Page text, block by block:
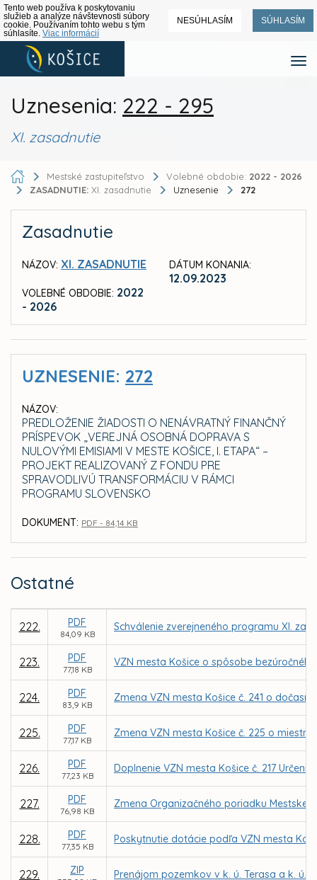
Tento web používa k poskytovaniu
služieb a analýze návštevnosti súbory
cookie. Používaním tohto webu s tým
súhlasíte. Viac informácií
NESÚHLASÍM SÚHLASÍM
Uznesenia: 222 - 295
XI. zasadnutie
Mestské zastupiteľstvo Volebné obdobie: 2022 - 2026
ZASADNUTIE: XI. zasadnutie Uznesenie 272
Zasadnutie
NÁZOV: XI. ZASADNUTIE
VOLEBNÉ OBDOBIE: 2022
- 2026
DÁTUM KONANIA:
12.09.2023
UZNESENIE: 272
NÁZOV:
PREDLOŽENIE ŽIADOSTI O NENÁVRATNÝ FINANČNÝ
PRÍSPEVOK „VEREJNÁ OSOBNÁ DOPRAVA S
NULOVÝMI EMISIAMI V MESTE KOŠICE, I. ETAPA“ –
PROJEKT REALIZOVANÝ Z FONDU PRE
SPRAVODLIVÚ TRANSFORMÁCIU V RÁMCI
PROGRAMU SLOVENSKO
DOKUMENT: PDF - 84,14 KB
Ostatné
222. PDF
84,09 KB
Schválenie zverejneného programu XI.
223. PDF
77,18 KB
VZN mesta Košice o spôsobe
224. PDF
83,9 KB
Zmena VZN mesta Košice č. 241 o
225. PDF
77,17 KB
Zmena VZN mesta Košice č. 225 o
226. PDF
77,23 KB
Doplnenie VZN mesta Košice č. 217
227. PDF
76,98 KB
Zmena Organizačného poriadku Mestskej
228. PDF
77,35 KB
Poskytnutie dotácie podľa VZN mesta
229. ZIP Prenájom pozemkov v k. ú. Terasa a k. ú.